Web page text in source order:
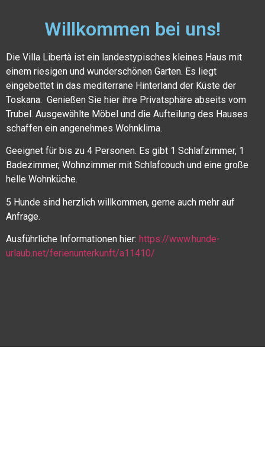
Willkommen bei uns!
Die Villa Libertà ist ein landestypisches kleines Haus mit
einem riesigen und wunderschönen Garten. Es liegt
eingebettet in das mediterrane Hinterland der Küste der
Toskana. Genießen Sie hier ihre Privatsphäre abseits vom
Trubel. Ausgewählte Möbel und die Aufteilung des Hauses
schaffen ein angenehmes Wohnklima.
Geeignet für bis zu 4 Personen. Es gibt 1 Schlafzimmer, 1
Badezimmer, Wohnzimmer mit Schlafcouch und eine große
helle Wohnküche.
5 Hunde sind herzlich willkommen, gerne auch mehr auf
Anfrage.
Ausführliche Informationen hier: https://www.hunde-
urlaub.net/ferienunterkunft/a11410/